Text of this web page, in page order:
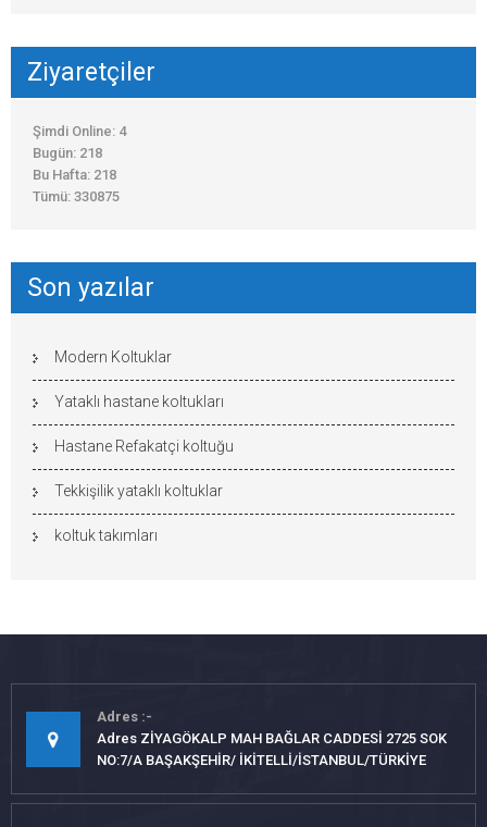
Ziyaretçiler
Şimdi Online: 4
Bugün: 218
Bu Hafta: 218
Tümü: 330875
Son yazılar
Modern Koltuklar
Yataklı hastane koltukları
Hastane Refakatçi koltuğu
Tekkişilik yataklı koltuklar
koltuk takımları
Adres
Adres ZİYAGÖKALP MAH BAĞLAR CADDESİ 2725 SOK
NO:7/A BAŞAKŞEHİR/ İKİTELLİ/İSTANBUL/TÜRKİYE